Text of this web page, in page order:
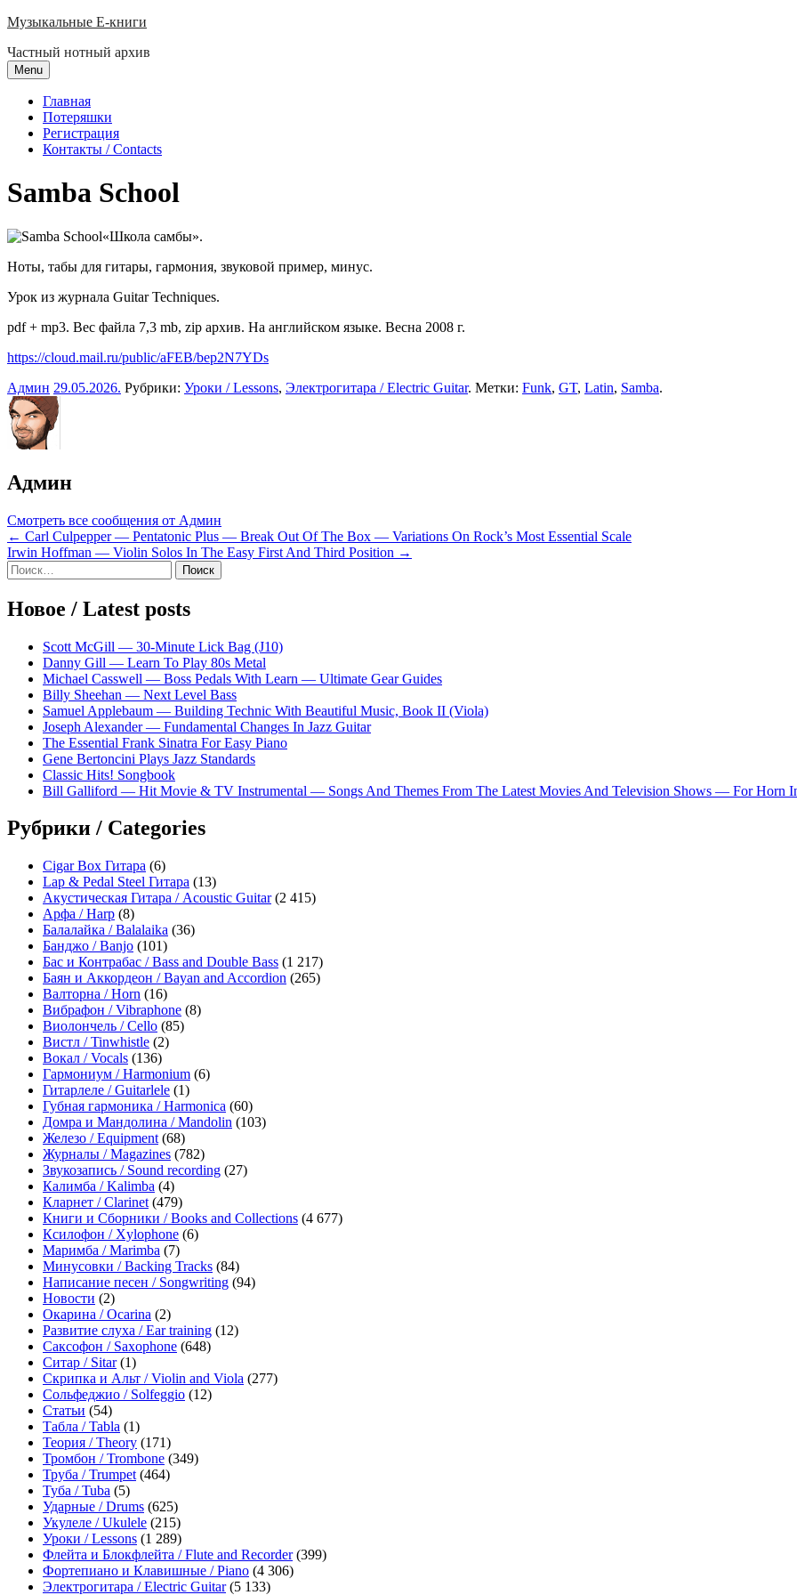
Skip
content
Музыкальные E-книги
Частный нотный архив
Menu
Главная
Потеряшки
Регистрация
Контакты / Contacts
Samba School
«Школа самбы».
Ноты, табы для гитары, гармония, звуковой пример, минус.
Урок из журнала Guitar Techniques.
pdf + mp3. Вес файла 7,3 mb, zip архив. На английском языке. Весна 2008 г.
https://cloud.mail.ru/public/aFEB/bep2N7YDs
Админ 29.05.2026. Рубрики: Уроки / Lessons, Электрогитара / Electric Guitar. Метки: Funk, GT, Latin, Samba.
Админ
Смотреть все сообщения от Админ
Навигация
по
записям
← Carl Culpepper — Pentatonic Plus — Break Out Of The Box — Variations On Rock’s Most Essential Scale
Irwin Hoffman — Violin Solos In The Easy First And Third Position →
Sidebar
Найти:
Новое / Latest posts
Scott McGill — 30-Minute Lick Bag (J10)
Danny Gill — Learn To Play 80s Metal
Michael Casswell — Boss Pedals With Learn — Ultimate Gear Guides
Billy Sheehan — Next Level Bass
Samuel Applebaum — Building Technic With Beautiful Music, Book II (Viola)
Joseph Alexander — Fundamental Changes In Jazz Guitar
The Essential Frank Sinatra For Easy Piano
Gene Bertoncini Plays Jazz Standards
Classic Hits! Songbook
Bill Galliford — Hit Movie & TV Instrumental — Songs And Themes From The Latest Movies And Television Shows — For Horn
Рубрики / Categories
Cigar Box Гитара (6)
Lap & Pedal Steel Гитара (13)
Акустическая Гитара / Acoustic Guitar(2 415)
Арфа / Harp (8)
Балалайка / Balalaika (36)
Банджо / Banjo (101)
Бас и Контрабас / Bass and Double Bass (1 217)
Баян и Аккордеон / Bayan and Accordion (265)
Валторна / Horn (16)
Вибрафон / Vibraphone (8)
Виолончель / Cello (85)
Вистл / Tinwhistle (2)
Вокал / Vocals (136)
Гармониум / Harmonium (6)
Гитарлеле / Guitarlele (1)
Губная гармоника / Harmonica (60)
Домра и Мандолина / Mandolin (103)
Железо / Equipment (68)
Журналы / Magazines (782)
Звукозапись / Sound recording (27)
Калимба / Kalimba (4)
Кларнет / Clarinet (479)
Книги и Сборники / Books and Collections (4 677)
Ксилофон / Xylophone (6)
Маримба / Marimba (7)
Минусовки / Backing Tracks (84)
Написание песен / Songwriting (94)
Новости (2)
Окарина / Ocarina (2)
Развитие слуха / Ear training (12)
Саксофон / Saxophone (648)
Ситар / Sitar(1)
Скрипка и Альт / Violin and Viola (277)
Сольфеджио / Solfeggio (12)
Статьи (54)
Табла / Tabla (1)
Теория / Theory (171)
Тромбон / Trombone (349)
Труба / Trumpet (464)
Туба / Tuba (5)
Ударные / Drums (625)
Укулеле / Ukulele (215)
Уроки / Lessons (1 289)
Флейта и Блокфлейта / Flute and Recorder(399)
Фортепиано и Клавишные / Piano (4 306)
Электрогитара / Electric Guitar(5 133)